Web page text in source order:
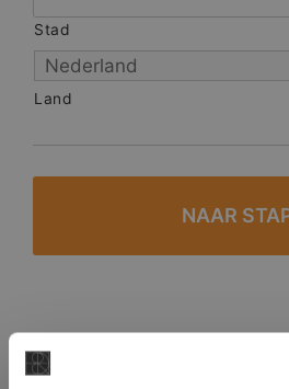
Stad
Land
#1 in de categorie
Binnen 24 uur een